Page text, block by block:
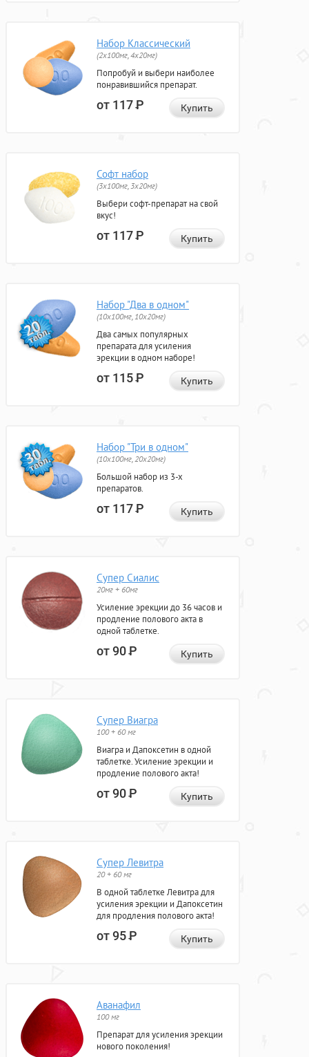
Набор Классический
(2x100мг, 4x20мг)
Попробуй и выбери наиболее
понравившийся препарат.
от 117Р Купить
Софт набор
(3x100мг, 3x20мг)
Выбери софт-препарат на свой
вкус!
от 117Р Купить
Набор "Два в одном"
(10x100мг, 10x20мг)
Два самых популярных
препарата для усиления
эрекции в одном наборе!
от 115Р Купить
Набор "Три в одном"
(10x100мг, 20x20мг)
Большой набор из 3-х
препаратов.
от 117Р Купить
Супер Сиалис
20мг + 60мг
Усиление эрекции до 36 часов и
продление полового акта в
одной таблетке.
от 90Р Купить
Супер Виагра
100 + 60 мг
Виагра и Дапоксетин в одной
таблетке. Усиление эрекции и
продление полового акта!
от 90Р Купить
Супер Левитра
20 + 60 мг
В одной таблетке Левитра для
усиления эрекции и Дапоксетин
для продления полового акта!
от 95Р Купить
Аванафил
100 мг
Препарат для усиления эрекции
нового поколения!